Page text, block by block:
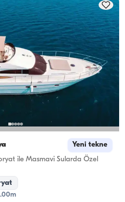
Yeni tekne
ile Masmavi Sularda Özel